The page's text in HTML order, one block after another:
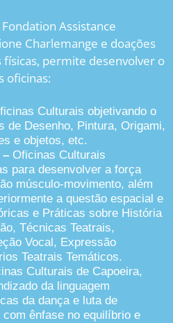
Assistance
Charlemange e doações
permite desenvolver o
oficinas:
Culturais objetivando o
de Desenho, Pintura, Origami,
e objetos, etc.
– Oficinas Culturais
para desenvolver a força
músculo-movimento, além
a questão espacial e
e Práticas sobre História
Técnicas Teatrais,
Vocal, Expressão
Teatrais Temáticos.
Culturais de Capoeira,
da linguagem
da dança e luta de
ênfase no equilíbrio e